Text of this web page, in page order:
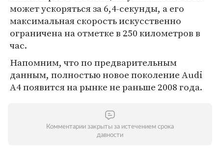
может ускоряться за 6,4-секунды, а его
максимальная скорость искусственно
ограничена на отметке в 250 километров в
час.
Напомним, что по предварительным
данным, полностью новое поколение Audi
A4 появится на рынке не раньше 2008 года.
Комментарии закрыты за истечением срока
давности